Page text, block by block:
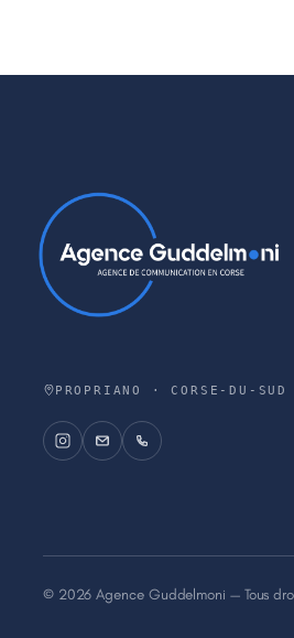
PROPRIANO · CORSE-DU-SUD
© 2026 Agence Guddelmoni — Tous